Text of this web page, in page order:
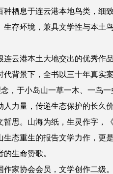
种栖息于连云港本地鸟类，细
生存环境，兼具文学性与本土
连云港本土大地交出的优秀作
代背景下，全书以三十年真实
，于小岛山一草一木、一鸟一
人力量，传递生态保护的长久
哲思。山海为纸，生灵作字，
生态重生的报告文学力作 ，更
生命赞歌。
作家协会会员，文学创作二级